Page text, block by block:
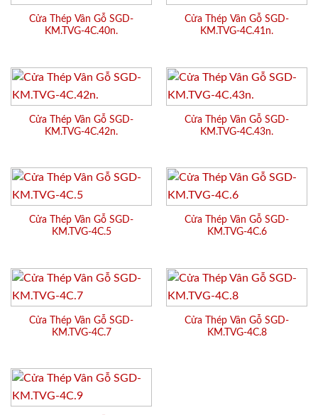
Cửa Thép Vân Gỗ SGD-
KM.TVG-4C.40n.
Cửa Thép Vân Gỗ SGD-
KM.TVG-4C.41n.
Cửa Thép Vân Gỗ SGD-
KM.TVG-4C.42n.
Cửa Thép Vân Gỗ SGD-
KM.TVG-4C.43n.
Cửa Thép Vân Gỗ SGD-
KM.TVG-4C.5
Cửa Thép Vân Gỗ SGD-
KM.TVG-4C.6
Cửa Thép Vân Gỗ SGD-
KM.TVG-4C.7
Cửa Thép Vân Gỗ SGD-
KM.TVG-4C.8